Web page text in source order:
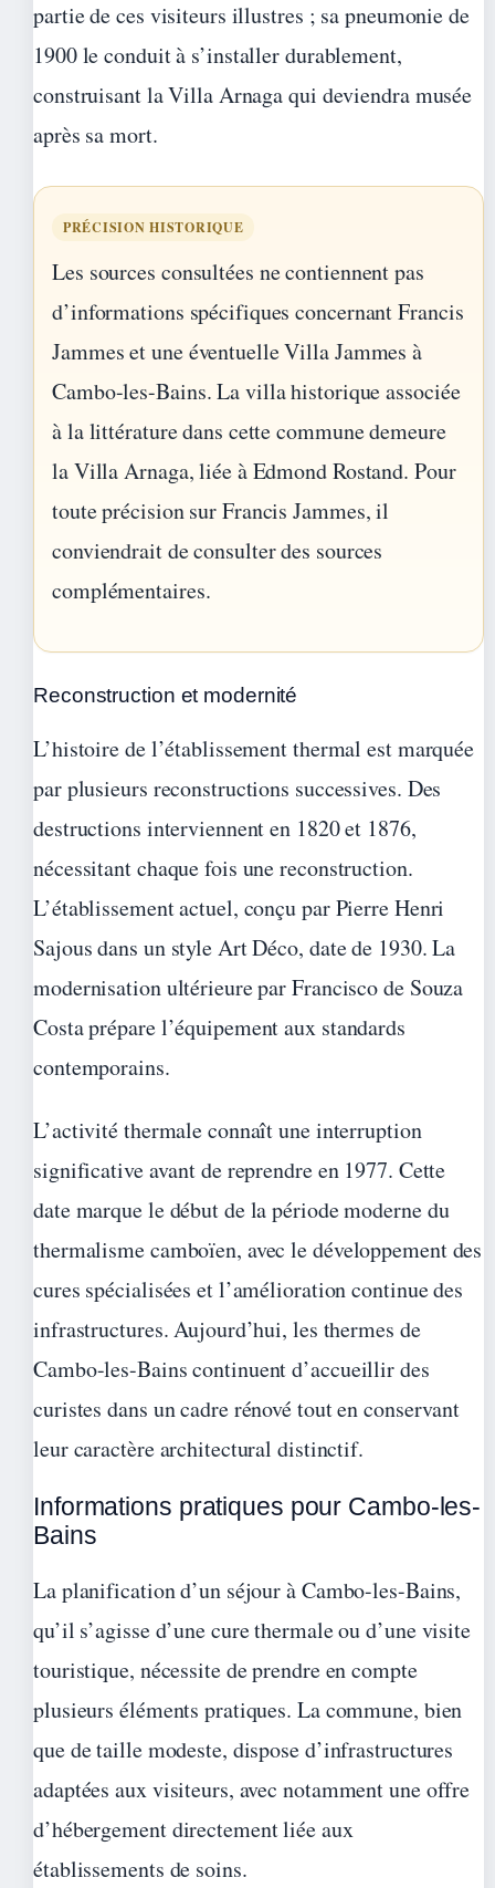
partie de ces visiteurs illustres ; sa pneumonie de
1900 le conduit à s’installer durablement,
construisant la Villa Arnaga qui deviendra musée
après sa mort.
PRÉCISION HISTORIQUE
Les sources consultées ne contiennent pas
d’informations spécifiques concernant Francis
Jammes et une éventuelle Villa Jammes à
Cambo-les-Bains. La villa historique associée
à la littérature dans cette commune demeure
la Villa Arnaga, liée à Edmond Rostand. Pour
toute précision sur Francis Jammes, il
conviendrait de consulter des sources
complémentaires.
Reconstruction et modernité
L’histoire de l’établissement thermal est marquée
par plusieurs reconstructions successives. Des
destructions interviennent en 1820 et 1876,
nécessitant chaque fois une reconstruction.
L’établissement actuel, conçu par Pierre Henri
Sajous dans un style Art Déco, date de 1930. La
modernisation ultérieure par Francisco de Souza
Costa prépare l’équipement aux standards
contemporains.
L’activité thermale connaît une interruption
significative avant de reprendre en 1977. Cette
date marque le début de la période moderne du
thermalisme camboïen, avec le développement des
cures spécialisées et l’amélioration continue des
infrastructures. Aujourd’hui, les thermes de
Cambo-les-Bains continuent d’accueillir des
curistes dans un cadre rénové tout en conservant
leur caractère architectural distinctif.
Informations pratiques pour Cambo-les-
Bains
La planification d’un séjour à Cambo-les-Bains,
qu’il s’agisse d’une cure thermale ou d’une visite
touristique, nécessite de prendre en compte
plusieurs éléments pratiques. La commune, bien
que de taille modeste, dispose d’infrastructures
adaptées aux visiteurs, avec notamment une offre
d’hébergement directement liée aux
établissements de soins.